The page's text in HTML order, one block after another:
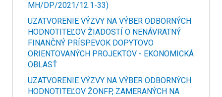
MH/DP/2021/12.1-33)
UZATVORENIE VÝZVY NA VÝBER ODBORNÝCH
HODNOTITEĽOV ŽIADOSTÍ O NENÁVRATNÝ
FINANČNÝ PRÍSPEVOK DOPYTOVO
ORIENTOVANÝCH PROJEKTOV - EKONOMICKÁ
OBLASŤ
UZATVORENIE VÝZVY NA VÝBER ODBORNÝCH
HODNOTITEĽOV ŽONFP, ZAMERANÝCH NA